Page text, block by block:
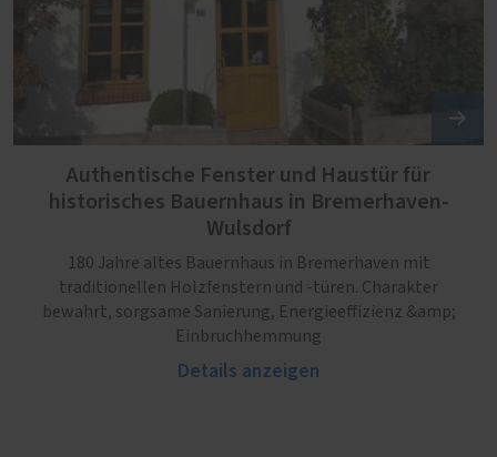
Authentische Fenster und Haustür für
historisches Bauernhaus in Bremerhaven-
Wulsdorf
180 Jahre altes Bauernhaus in Bremerhaven mit
traditionellen Holzfenstern und -türen. Charakter
bewahrt, sorgsame Sanierung, Energieeffizienz &amp;
Einbruchhemmung
Details anzeigen